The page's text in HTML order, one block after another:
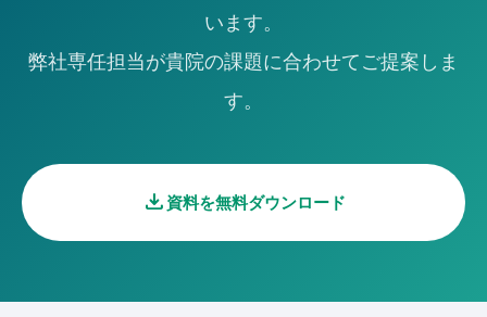
います。
弊社専任担当が貴院の課題に合わせてご提案しま
す。
download 資料を無料ダウンロード